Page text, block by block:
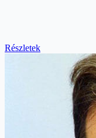
Részletek